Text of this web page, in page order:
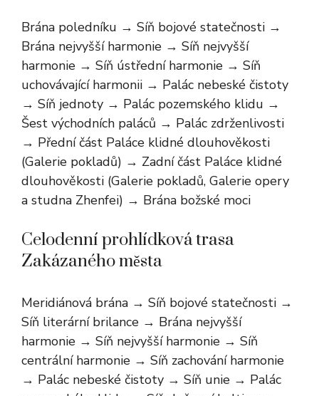
Brána poledníku → Síň bojové statečnosti →
Brána nejvyšší harmonie → Síň nejvyšší
harmonie → Síň ústřední harmonie → Síň
uchovávající harmonii → Palác nebeské čistoty
→ Síň jednoty → Palác pozemského klidu →
Šest východních paláců → Palác zdrženlivosti
→ Přední část Paláce klidné dlouhověkosti
(Galerie pokladů) → Zadní část Paláce klidné
dlouhověkosti (Galerie pokladů, Galerie opery
a studna Zhenfei) → Brána božské moci
Celodenní prohlídková trasa
Zakázaného města
Meridiánová brána → Síň bojové statečnosti →
Síň literární brilance → Brána nejvyšší
harmonie → Síň nejvyšší harmonie → Síň
centrální harmonie → Síň zachování harmonie
→ Palác nebeské čistoty → Síň unie → Palác